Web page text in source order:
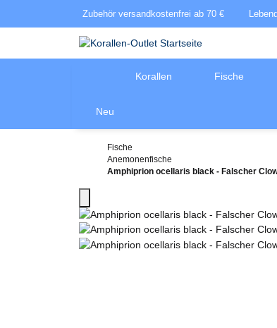
Zubehör versandkostenfrei ab 70 €
Korallen Fische
Neu
Fische
Anemonenfische
Amphiprion ocellaris black - Falscher